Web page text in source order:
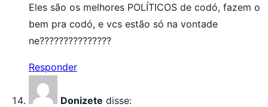
Eles são os melhores POLÍTICOS de codó, fazem o
bem pra codó, e vcs estão só na vontade
ne???????????????
Responder
Donizete disse: